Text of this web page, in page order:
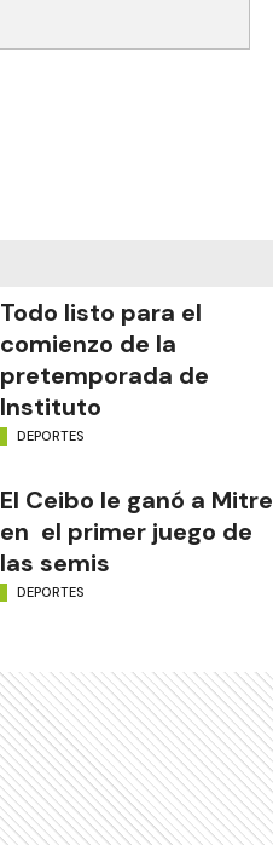
Todo listo para el
comienzo de la
pretemporada de
Instituto
DEPORTES
El Ceibo le ganó a Mitre
en el primer juego de
las semis
DEPORTES